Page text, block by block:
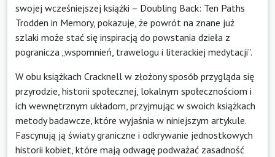
swojej wcześniejszej książki – Doubling Back: Ten Paths
Trodden in Memory, pokazuje, że powrót na znane już
szlaki może stać się inspiracją do powstania dzieła z
pogranicza „wspomnień, trawelogu i literackiej medytacji”.
W obu książkach Cracknell w złożony sposób przygląda się
przyrodzie, historii społecznej, lokalnym społecznościom i
ich wewnętrznym układom, przyjmując w swoich książkach
metody badawcze, które wyjaśnia w niniejszym artykule.
Fascynują ją światy graniczne i odkrywanie jednostkowych
historii kobiet, które mają odwagę podważać zasadność